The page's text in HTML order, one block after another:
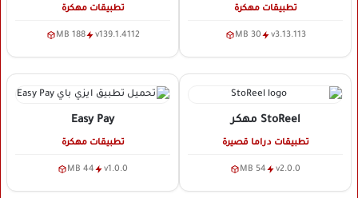
تطبيقات مهكرة
v3.13.113
30 MB
تطبيقات مهكرة
v139.1.4112
188 MB
StoReel مهكر
تطبيقات دراما قصيرة
v2.0.0
54 MB
Easy Pay
تطبيقات مهكرة
v1.0.0
44 MB